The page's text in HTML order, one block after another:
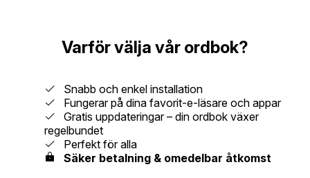
Varför välja vår ordbok?
Snabb och enkel installation
Fungerar på dina favorit-e-läsare och appar
Gratis uppdateringar – din ordbok växer
regelbundet
Perfekt för alla
Säker betalning & omedelbar åtkomst